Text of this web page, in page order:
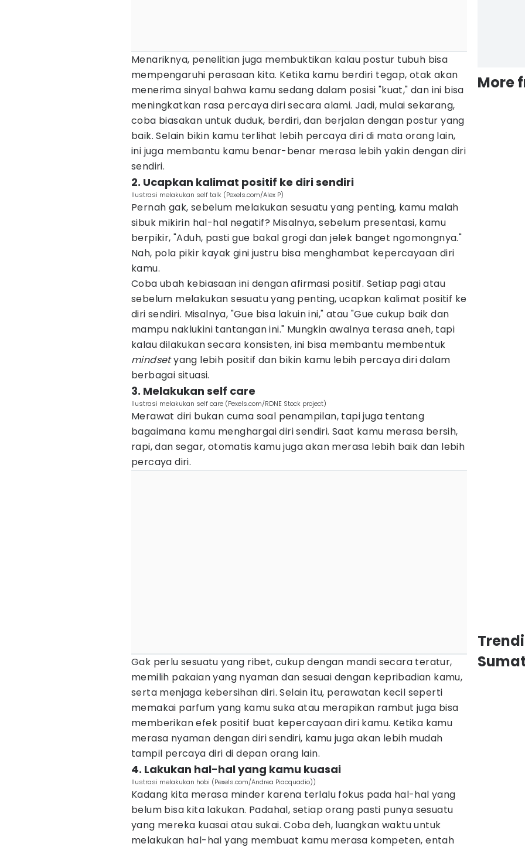
Menariknya, penelitian juga membuktikan kalau postur tubuh bisa
mempengaruhi perasaan kita. Ketika kamu berdiri tegap, otak akan
menerima sinyal bahwa kamu sedang dalam posisi "kuat," dan ini bisa
meningkatkan rasa percaya diri secara alami. Jadi, mulai sekarang,
coba biasakan untuk duduk, berdiri, dan berjalan dengan postur yang
baik. Selain bikin kamu terlihat lebih percaya diri di mata orang lain,
ini juga membantu kamu benar-benar merasa lebih yakin dengan diri
sendiri.
2. Ucapkan kalimat positif ke diri sendiri
Ilustrasi melakukan self talk (Pexels.com/Alex P)
Pernah gak, sebelum melakukan sesuatu yang penting, kamu malah
sibuk mikirin hal-hal negatif? Misalnya, sebelum presentasi, kamu
berpikir, "Aduh, pasti gue bakal grogi dan jelek banget ngomongnya."
Nah, pola pikir kayak gini justru bisa menghambat kepercayaan diri
kamu.
Coba ubah kebiasaan ini dengan afirmasi positif. Setiap pagi atau
sebelum melakukan sesuatu yang penting, ucapkan kalimat positif ke
diri sendiri. Misalnya, "Gue bisa lakuin ini," atau "Gue cukup baik dan
mampu naklukini tantangan ini." Mungkin awalnya terasa aneh, tapi
kalau dilakukan secara konsisten, ini bisa membantu membentuk
mindsetyang lebih positif dan bikin kamu lebih percaya diri dalam
berbagai situasi.
3. Melakukan self care
Ilustrasi melakukan self care (Pexels.com/RDNE Stock project)
Merawat diri bukan cuma soal penampilan, tapi juga tentang
bagaimana kamu menghargai diri sendiri. Saat kamu merasa bersih,
rapi, dan segar, otomatis kamu juga akan merasa lebih baik dan lebih
percaya diri.
Gak perlu sesuatu yang ribet, cukup dengan mandi secara teratur,
memilih pakaian yang nyaman dan sesuai dengan kepribadian kamu,
serta menjaga kebersihan diri. Selain itu, perawatan kecil seperti
memakai parfum yang kamu suka atau merapikan rambut juga bisa
memberikan efek positif buat kepercayaan diri kamu. Ketika kamu
merasa nyaman dengan diri sendiri, kamu juga akan lebih mudah
tampil percaya diri di depan orang lain.
4. Lakukan hal-hal yang kamu kuasai
Ilustrasi melakukan hobi (Pexels.com/Andrea Piacquadio))
Kadang kita merasa minder karena terlalu fokus pada hal-hal yang
belum bisa kita lakukan. Padahal, setiap orang pasti punya sesuatu
yang mereka kuasai atau sukai. Coba deh, luangkan waktu untuk
melakukan hal-hal yang membuat kamu merasa kompeten, entah
More